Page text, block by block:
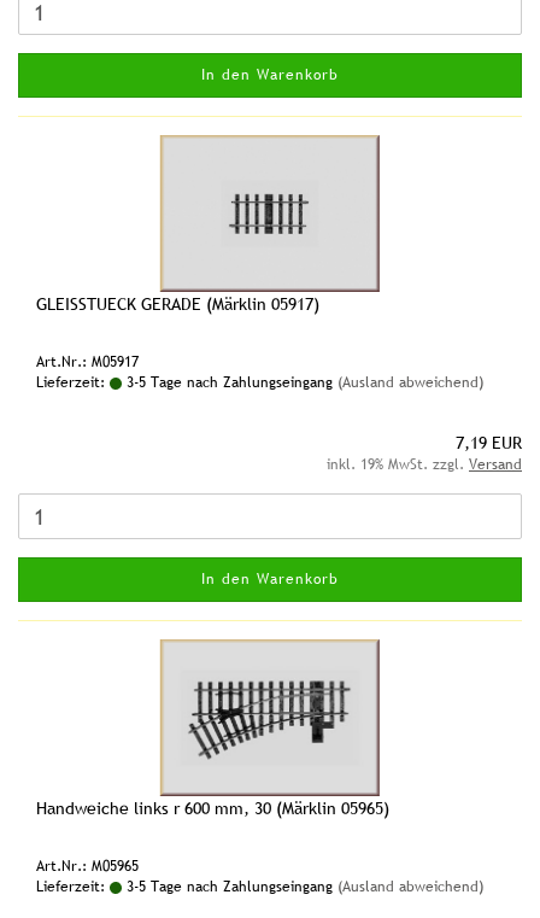
In den Warenkorb
GLEISSTUECK GERADE (Märklin 05917)
Art.Nr.: M05917
Lieferzeit:
3-5 Tage nach Zahlungseingang (Ausland abweichend)
7,19 EUR
inkl. 19% MwSt. zzgl. Versand
In den Warenkorb
Handweiche links r 600 mm, 30 (Märklin 05965)
Art.Nr.: M05965
Lieferzeit:
3-5 Tage nach Zahlungseingang (Ausland abweichend)